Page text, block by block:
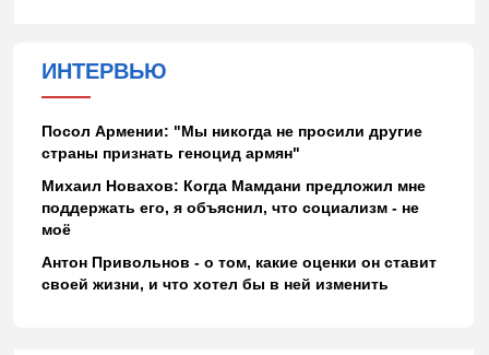
ИНТЕРВЬЮ
Посол Армении: "Мы никогда не просили другие
страны признать геноцид армян"
Михаил Новахов: Когда Мамдани предложил мне
поддержать его, я объяснил, что социализм - не
моё
Антон Привольнов - о том, какие оценки он ставит
своей жизни, и что хотел бы в ней изменить